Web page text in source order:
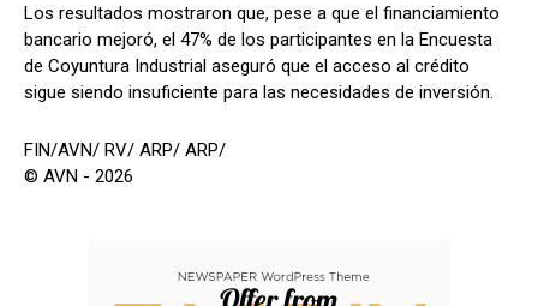
Los resultados mostraron que, pese a que el financiamiento
bancario mejoró, el 47% de los participantes en la Encuesta
de Coyuntura Industrial aseguró que el acceso al crédito
sigue siendo insuficiente para las necesidades de inversión.
FIN/AVN/ RV/ ARP/ ARP/
© AVN - 2026